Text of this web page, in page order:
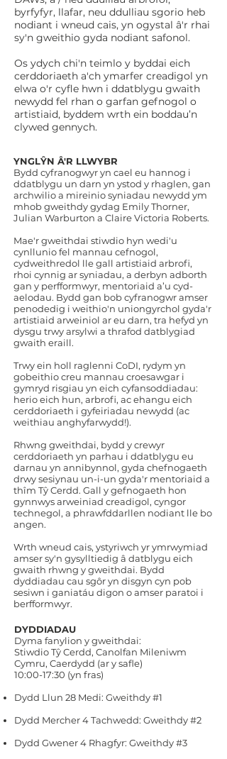
byrfyfyr, llafar, neu ddulliau sgorio heb
nodiant i wneud cais, yn ogystal â'r rhai
sy'n gweithio gyda nodiant safonol.
Os ydych chi'n teimlo y byddai eich
cerddoriaeth a'ch ymarfer creadigol yn
elwa o'r cyfle hwn i ddatblygu gwaith
newydd fel rhan o garfan gefnogol o
artistiaid, byddem wrth ein boddau’n
clywed gennych.
YNGLŶN Â'R LLWYBR
Bydd cyfranogwyr yn cael eu hannog i
ddatblygu un darn yn ystod y rhaglen, gan
archwilio a mireinio syniadau newydd ym
mhob gweithdy gydag Emily Thorner,
Julian Warburton a Claire Victoria Roberts.
Mae'r gweithdai stiwdio hyn wedi'u
cynllunio fel mannau cefnogol,
cydweithredol lle gall artistiaid arbrofi,
rhoi cynnig ar syniadau, a derbyn adborth
gan y perfformwyr, mentoriaid a’u cyd-
aelodau. Bydd gan bob cyfranogwr amser
penodedig i weithio'n uniongyrchol gyda'r
artistiaid arweiniol ar eu darn, tra hefyd yn
dysgu trwy arsylwi a thrafod datblygiad
gwaith eraill.
Trwy ein holl raglenni CoDI, rydym yn
gobeithio creu mannau croesawgar i
gymryd risgiau yn eich cyfansoddiadau:
herio eich hun, arbrofi, ac ehangu eich
cerddoriaeth i gyfeiriadau newydd (ac
weithiau anghyfarwydd!).
Rhwng gweithdai, bydd y crewyr
cerddoriaeth yn parhau i ddatblygu eu
darnau yn annibynnol, gyda chefnogaeth
drwy sesiynau un-i-un gyda'r mentoriaid a
thîm Tŷ Cerdd. Gall y gefnogaeth hon
gynnwys arweiniad creadigol, cyngor
technegol, a phrawfddarllen nodiant lle bo
angen.
Wrth wneud cais, ystyriwch yr ymrwymiad
amser sy'n gysylltiedig â datblygu eich
gwaith rhwng y gweithdai. Bydd
dyddiadau cau sgôr yn disgyn cyn pob
sesiwn i ganiatáu digon o amser paratoi i
berfformwyr.
DYDDIADAU
Dyma fanylion y gweithdai:
Stiwdio Tŷ Cerdd, Canolfan Mileniwm
Cymru, Caerdydd (ar y safle)
10:00-17:30 (yn fras)
Dydd Llun 28 Medi: Gweithdy #1
Dydd Mercher 4 Tachwedd: Gweithdy #2
Dydd Gwener 4 Rhagfyr: Gweithdy #3